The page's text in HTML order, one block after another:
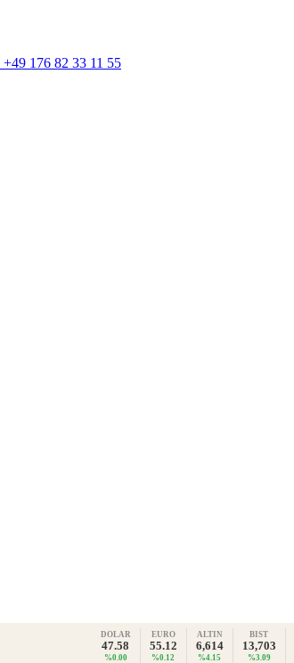
+49 176 82 33 11 55
DOLAR
47.58
%0.00
EURO
55.12
%0.12
ALTIN
6,614
%4.15
BIST
13,703
%3.09